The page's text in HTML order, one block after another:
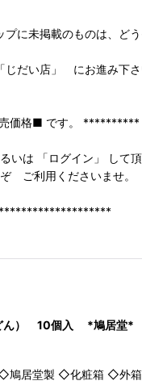
に未掲載のものは、ど
だい店」 にお進み下さ
価格■ です。 **********
は 「ログイン」 して頂
利用くださいませ。
ん） 10個入 *鳩居堂*
居堂製 ◇化粧箱 ◇外箱